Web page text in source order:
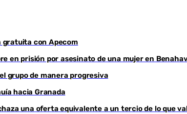
gratuita con Apecom
en prisión por asesinato de una mujer en
grupo de manera progresiva
hacia Granada
una oferta equivalente a un tercio de lo que